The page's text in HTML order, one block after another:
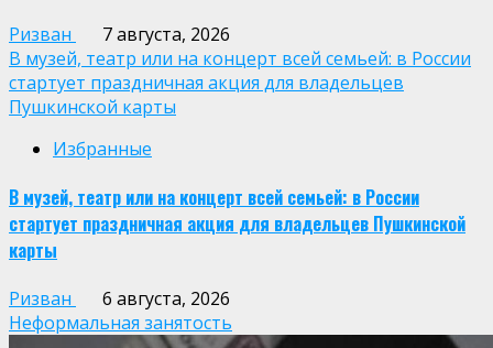
Ризван
7 августа, 2026
В музей, театр или на концерт всей семьей: в России
стартует праздничная акция для владельцев
Пушкинской карты
Избранные
В музей, театр или на концерт всей семьей: в России
стартует праздничная акция для владельцев Пушкинской
карты
Ризван
6 августа, 2026
Неформальная занятость